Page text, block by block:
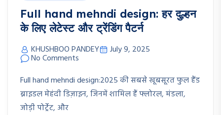
Full hand mehndi design: हर दुल्हन
के लिए लेटेस्ट और ट्रेंडिंग पैटर्न
KHUSHBOO PANDEY July 9, 2025
No Comments
Full hand mehndi design:2025 की सबसे खूबसूरत फुल हैंड
ब्राइडल मेहंदी डिज़ाइन, जिनमें शामिल हैं फ्लोरल, मंडला,
जोड़ी पोर्ट्रेट, और